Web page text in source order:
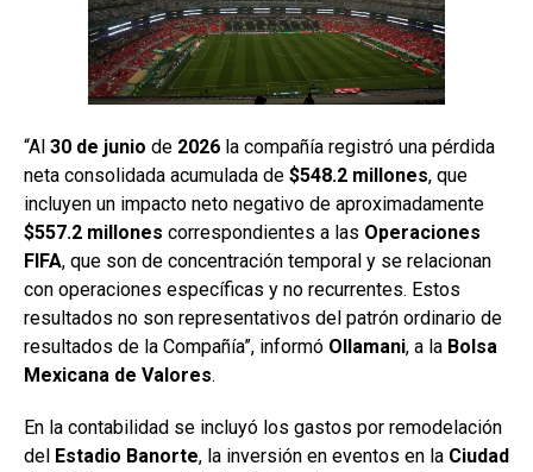
“Al 30 de junio de 2026 la compañía registró una pérdida
neta consolidada acumulada de $548.2 millones, que
incluyen un impacto neto negativo de aproximadamente
$557.2 millones correspondientes a las Operaciones
FIFA, que son de concentración temporal y se relacionan
con operaciones específicas y no recurrentes. Estos
resultados no son representativos del patrón ordinario de
resultados de la Compañía”, informó Ollamani, a la Bolsa
Mexicana de Valores.
En la contabilidad se incluyó los gastos por remodelación
del Estadio Banorte, la inversión en eventos en la Ciudad